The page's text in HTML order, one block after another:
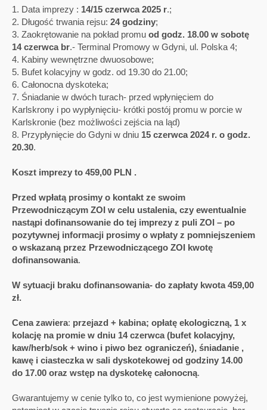
1. Data imprezy : 14/15 czerwca 2025 r.;
2. Długość trwania rejsu: 24 godziny;
3. Zaokrętowanie na pokład promu od godz. 18.00 w sobotę
14 czerwca br.- Terminal Promowy w Gdyni, ul. Polska 4;
4. Kabiny wewnętrzne dwuosobowe;
5. Bufet kolacyjny w godz. od 19.30 do 21.00;
6. Całonocna dyskoteka;
7. Śniadanie w dwóch turach- przed wpłynięciem do
Karlskrony i po wypłynięciu- krótki postój promu w porcie w
Karlskronie (bez możliwości zejścia na ląd)
8. Przypłynięcie do Gdyni w dniu 15 czerwca 2024 r. o godz.
20.30.
Koszt imprezy to 459,00 PLN .
Przed wpłatą prosimy o kontakt ze swoim
Przewodniczącym ZOI w celu ustalenia, czy ewentualnie
nastąpi dofinansowanie do tej imprezy z puli ZOI – po
pozytywnej informacji prosimy o wpłaty z pomniejszeniem
o wskazaną przez Przewodniczącego ZOI kwotę
dofinansowania.
W sytuacji braku dofinansowania- do zapłaty kwota 459,00
zł.
Cena zawiera: przejazd + kabina; opłatę ekologiczną, 1 x
kolację na promie w dniu 14 czerwca (bufet kolacyjny,
kaw/herb/sok + wino i piwo bez ograniczeń), śniadanie ,
kawę i ciasteczka w sali dyskotekowej od godziny 14.00
do 17.00 oraz wstęp na dyskotekę całonocną.
Gwarantujemy w cenie tylko to, co jest wymienione powyżej,